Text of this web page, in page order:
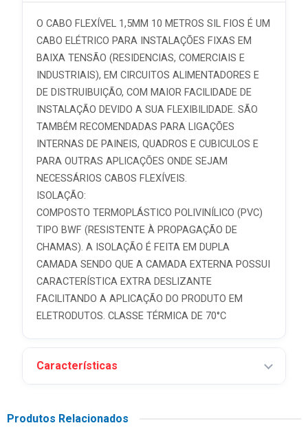
O CABO FLEXÍVEL 1,5MM 10 METROS SIL FIOS É UM
CABO ELÉTRICO PARA INSTALAÇÕES FIXAS EM
BAIXA TENSÃO (RESIDENCIAS, COMERCIAIS E
INDUSTRIAIS), EM CIRCUITOS ALIMENTADORES E
DE DISTRUIBUIÇÃO, COM MAIOR FACILIDADE DE
INSTALAÇÃO DEVIDO A SUA FLEXIBILIDADE. SÃO
TAMBÉM RECOMENDADAS PARA LIGAÇÕES
INTERNAS DE PAINEIS, QUADROS E CUBICULOS E
PARA OUTRAS APLICAÇÕES ONDE SEJAM
NECESSÁRIOS CABOS FLEXÍVEIS.
ISOLAÇÃO:
COMPOSTO TERMOPLÁSTICO POLIVINÍLICO (PVC)
TIPO BWF (RESISTENTE À PROPAGAÇÃO DE
CHAMAS). A ISOLAÇÃO É FEITA EM DUPLA
CAMADA SENDO QUE A CAMADA EXTERNA POSSUI
CARACTERÍSTICA EXTRA DESLIZANTE
FACILITANDO A APLICAÇÃO DO PRODUTO EM
ELETRODUTOS. CLASSE TÉRMICA DE 70°C
Características
Produtos Relacionados